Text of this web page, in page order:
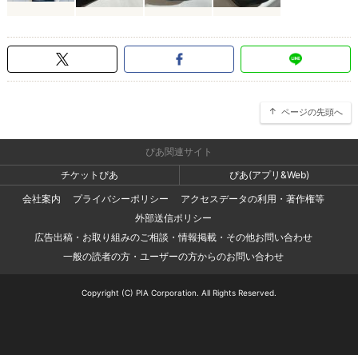
ページの先頭へ
ぴあ関連サイト
チケットぴあ
ぴあ(アプリ&Web)
会社案内
プライバシーポリシー
アクセスデータの利用・著作権等
外部送信ポリシー
広告出稿・お取り組みのご相談・情報掲載・その他お問い合わせ
一般の読者の方・ユーザーの方からのお問い合わせ
Copyright (C) PIA Corporation. All Rights Reserved.